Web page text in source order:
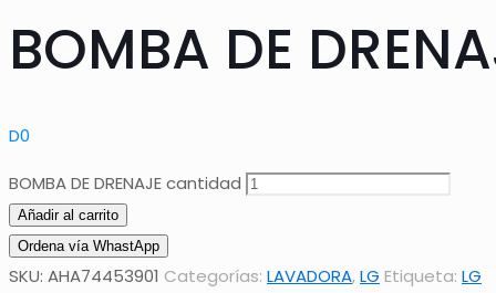
BOMBA DE
D0
BOMBA DE DRENAJE cantidad
Añadir al carrito
Ordena vía WhastApp
SKU: AHA74453901 Categorías: LAVADORA,LG Etiqueta: LG